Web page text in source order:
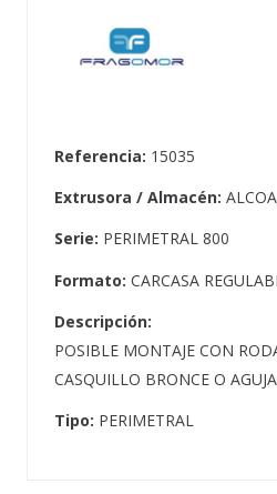
Referencia: 15035
Extrusora / Almacén: ALCOA
Serie: PERIMETRAL 800
Formato: CARCASA
Descripción:
POSIBLE MONTAJE CON
CASQUILLO BRONCE O
Tipo: PERIMETRAL